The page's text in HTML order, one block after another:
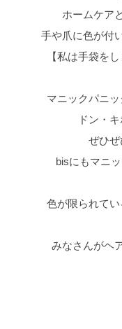
ホームケア
手や爪に色が付
【私は手袋を
マニックパニ
ドン・
ぜひぜ
bisにもマニ
色が限られてい
みなさんがヘ